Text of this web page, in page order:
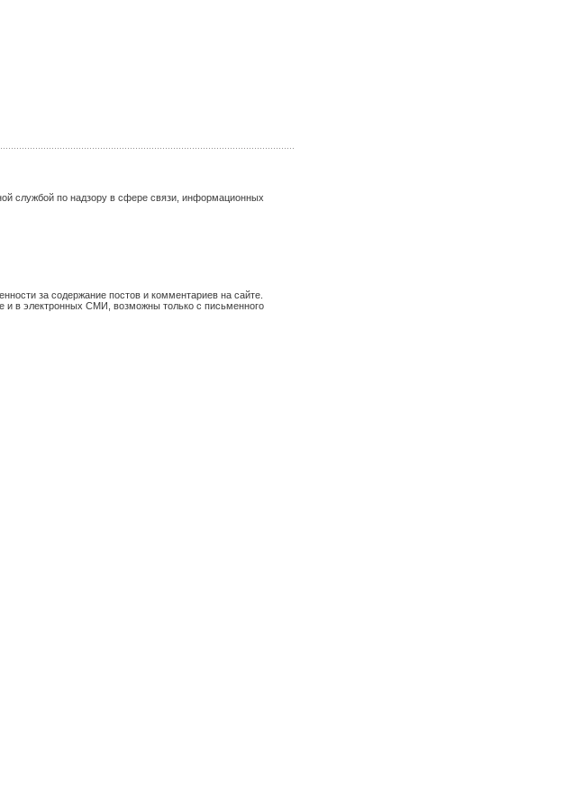
службой по надзору в сфере связи, информационных
за содержание постов и комментариев на сайте.
и в электронных СМИ, возможны только с письменного